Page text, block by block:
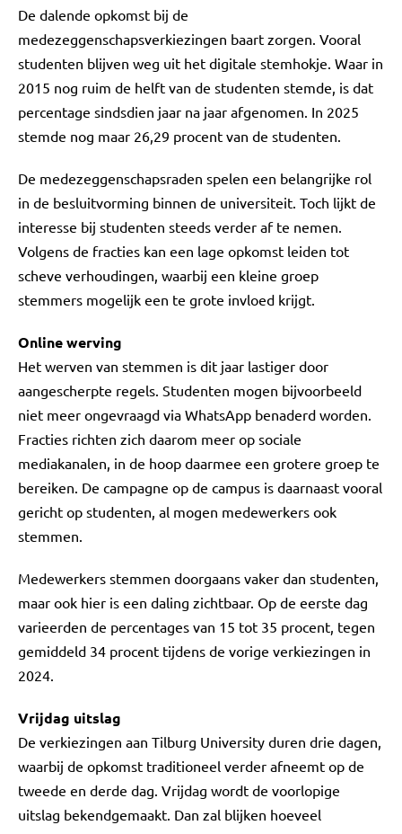
De dalende opkomst bij de
medezeggenschapsverkiezingen baart zorgen. Vooral
studenten blijven weg uit het digitale stemhokje. Waar in
2015 nog ruim de helft van de studenten stemde, is dat
percentage sindsdien jaar na jaar afgenomen. In 2025
stemde nog maar 26,29 procent van de studenten.
De medezeggenschapsraden spelen een belangrijke rol
in de besluitvorming binnen de universiteit. Toch lijkt de
interesse bij studenten steeds verder af te nemen.
Volgens de fracties kan een lage opkomst leiden tot
scheve verhoudingen, waarbij een kleine groep
stemmers mogelijk een te grote invloed krijgt.
Online werving
Het werven van stemmen is dit jaar lastiger door
aangescherpte regels. Studenten mogen bijvoorbeeld
niet meer ongevraagd via WhatsApp benaderd worden.
Fracties richten zich daarom meer op sociale
mediakanalen, in de hoop daarmee een grotere groep te
bereiken. De campagne op de campus is daarnaast vooral
gericht op studenten, al mogen medewerkers ook
stemmen.
Medewerkers stemmen doorgaans vaker dan studenten,
maar ook hier is een daling zichtbaar. Op de eerste dag
varieerden de percentages van 15 tot 35 procent, tegen
gemiddeld 34 procent tijdens de vorige verkiezingen in
2024.
Vrijdag uitslag
De verkiezingen aan Tilburg University duren drie dagen,
waarbij de opkomst traditioneel verder afneemt op de
tweede en derde dag. Vrijdag wordt de voorlopige
uitslag bekendgemaakt. Dan zal blijken hoeveel